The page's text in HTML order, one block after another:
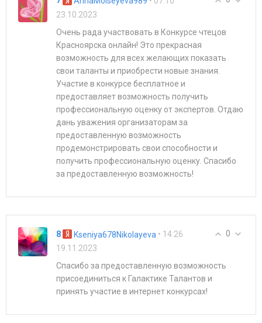
23.10.2023
Очень рада участвовать в Конкурсе чтецов
Красноярска онлайн! Это прекрасная
возможность для всех желающих показать
свои таланты и приобрести новые знания.
Участие в конкурсе бесплатное и
предоставляет возможность получить
профессиональную оценку от экспертов. Отдаю
дань уважения организаторам за
предоставленную возможность
продемонстрировать свои способности и
получить профессиональную оценку. Спасибо
за предоставленную возможность!
0
8 Kseniya678Nikolayeva • 14:26
19.11.2023
Спасибо за предоставленную возможность
присоединиться к Галактике Талантов и
принять участие в интернет конкурсах!